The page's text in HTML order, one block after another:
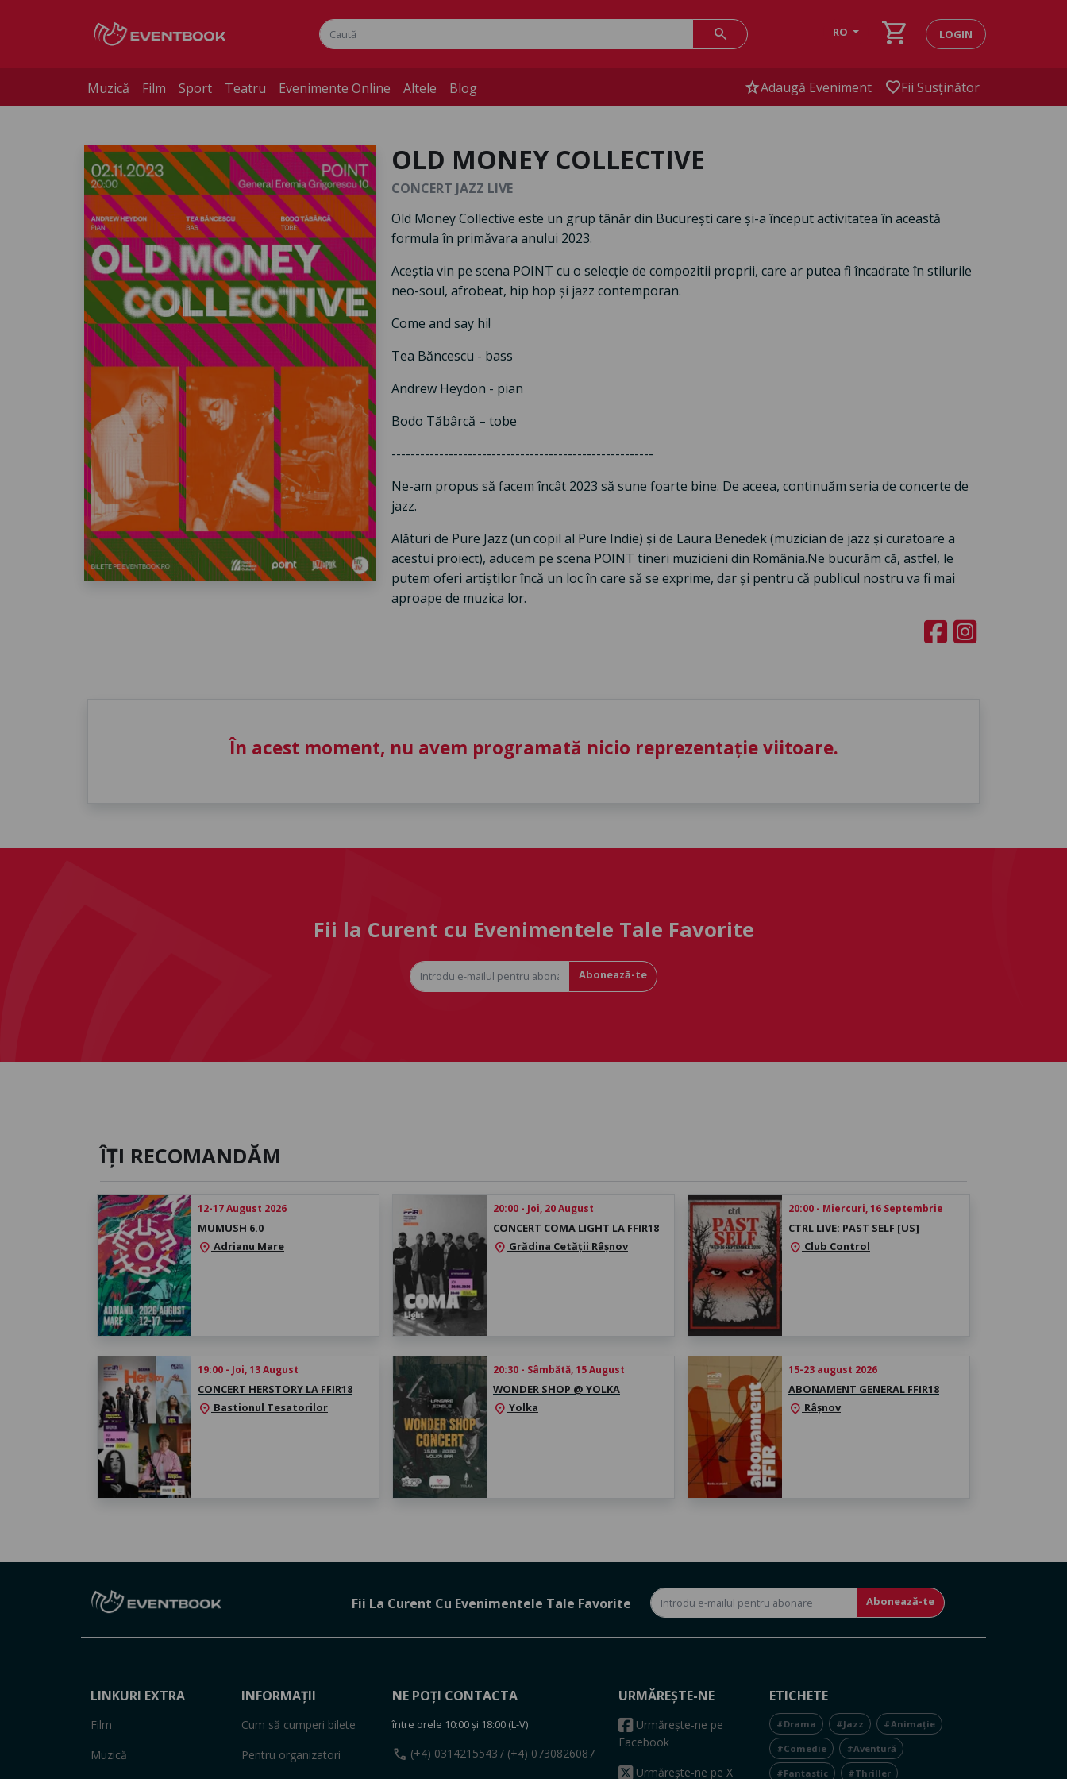
search RO shopping_cart LOGIN
Muzică Film Sport Teatru Evenimente Online Altele Blog starAdaugă Eveniment favoriteFii Susținător
OLD MONEY COLLECTIVE
CONCERT JAZZ LIVE
Old Money Collective este un grup tânăr din București care și-a început activitatea în această
formula în primăvara anului 2023.
Aceștia vin pe scena POINT cu o selecție de compozitii proprii, care ar putea fi încadrate în stilurile
neo-soul, afrobeat, hip hop și jazz contemporan.
Come and say hi!
Tea Băncescu - bass
Andrew Heydon - pian
Bodo Tăbârcă – tobe
-------------------------------------------------------
Ne-am propus să facem încât 2023 să sune foarte bine. De aceea, continuăm seria de concerte de
jazz.
Alături de Pure Jazz (un copil al Pure Indie) și de Laura Benedek (muzician de jazz și curatoare a
acestui proiect), aducem pe scena POINT tineri muzicieni din România.Ne bucurăm că, astfel, le
putem oferi artiștilor încă un loc în care să se exprime, dar și pentru că publicul nostru va fi mai
aproape de muzica lor.
În acest moment, nu avem programată nicio reprezentație viitoare.
Fii la Curent cu Evenimentele Tale Favorite
Abonează-te
ÎȚI RECOMANDĂM
12-17 August 2026
MUMUSH 6.0
location_on Adrianu Mare
20:00 - Joi, 20 August
CONCERT COMA LIGHT LA FFIR18
location_on Grădina Cetății Râșnov
20:00 - Miercuri, 16 Septembrie
CTRL LIVE: PAST SELF [US]
location_on Club Control
19:00 - Joi, 13 August
CONCERT HERSTORY LA FFIR18
location_on Bastionul Tesatorilor
20:30 - Sâmbătă, 15 August
WONDER SHOP @ YOLKA
location_on Yolka
15-23 august 2026
ABONAMENT GENERAL FFIR18
location_on Râșnov
Fii La Curent Cu Evenimentele Tale Favorite Abonează-te
LINKURI EXTRA
Film
Muzică
INFORMAȚII
Cum să cumperi bilete
Pentru organizatori
NE POȚI CONTACTA
între orele 10:00 și 18:00 (L-V)
call (+4) 0314215543 / (+4) 0730826087
URMĂREȘTE-NE
Urmărește-ne pe
Facebook
Urmărește-ne pe X
ETICHETE
#Drama #Jazz #Animație
#Comedie #Aventură
#Fantastic #Thriller